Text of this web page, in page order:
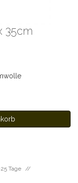
35cm
Tage